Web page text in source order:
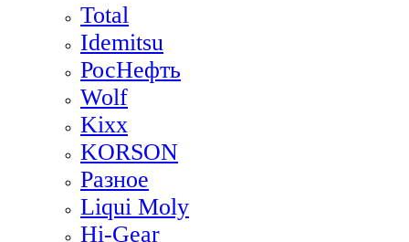
Total
Idemitsu
РосНефть
Wolf
Kixx
KORSON
Разное
Liqui Moly
Hi-Gear